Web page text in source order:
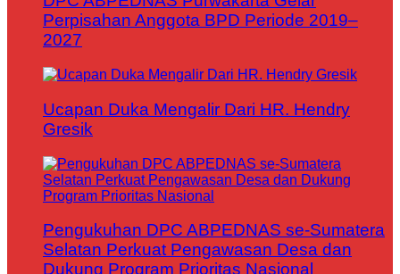
Perpisahan Anggota BPD Periode 2019–
2027
Ucapan Duka Mengalir Dari HR. Hendry
Gresik
Pengukuhan DPC ABPEDNAS se-Sumatera
Selatan Perkuat Pengawasan Desa dan
Dukung Program Prioritas Nasional